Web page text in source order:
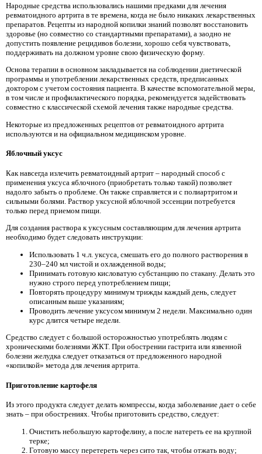
Народные средства использовались нашими предками для лечения
ревматоидного артрита в те времена, когда не было никаких лекарственных
препаратов. Рецепты из народной копилки знаний позволят восстановить
здоровье (но совместно со стандартными препаратами), а заодно не
допустить появление рецидивов болезни, хорошо себя чувствовать,
поддерживать на должном уровне свою физическую форму.
Основа терапии в основном закладывается на соблюдении диетической
программы и употреблении лекарственных средств, предписанных
доктором с учетом состояния пациента. В качестве вспомогательной меры,
в том числе и профилактического порядка, рекомендуется задействовать
совместно с классической схемой лечения также народные средства.
Некоторые из предложенных рецептов от ревматоидного артрита
используются и на официальном медицинском уровне.
Яблочный уксус
Как навсегда излечить ревматоидный артрит – народный способ с
применения уксуса яблочного (приобретать только такой) позволяет
надолго забыть о проблеме. Он также справляется и с полиартритом и
сильными болями. Раствор уксусной яблочной эссенции потребуется
только перед приемом пищи.
Для создания раствора к уксусным составляющим для лечения артрита
необходимо будет следовать инструкции:
Использовать 1 ч.л. уксуса, смешать его до полного растворения в
230–240 мл чистой и охлажденной воды;
Принимать готовую кисловатую субстанцию по стакану. Делать это
нужно строго перед употреблением пищи;
Повторять процедуру минимум трижды каждый день, следует
описанным выше указаниям;
Проводить лечение уксусом минимум 2 недели. Максимально один
курс длится четыре недели.
Средство следует с большой осторожностью употреблять людям с
хроническими болезнями ЖКТ. При обострении гастрита или язвенной
болезни желудка следует отказаться от предложенного народной
«копилкой» метода для лечения артрита.
Приготовление картофеля
Из этого продукта следует делать компрессы, когда заболевание дает о себе
знать – при обострениях. Чтобы приготовить средство, следует:
Очистить небольшую картофелину, а после натереть ее на крупной
терке;
Готовую массу перетереть через сито так, чтобы отжать воду;